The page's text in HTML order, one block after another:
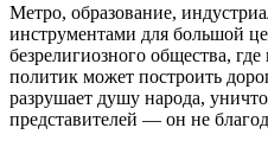
Метро, образование,
инструментами для большой
безрелигиозного общества,
политик может построить
разрушает душу народа,
представителей — он не